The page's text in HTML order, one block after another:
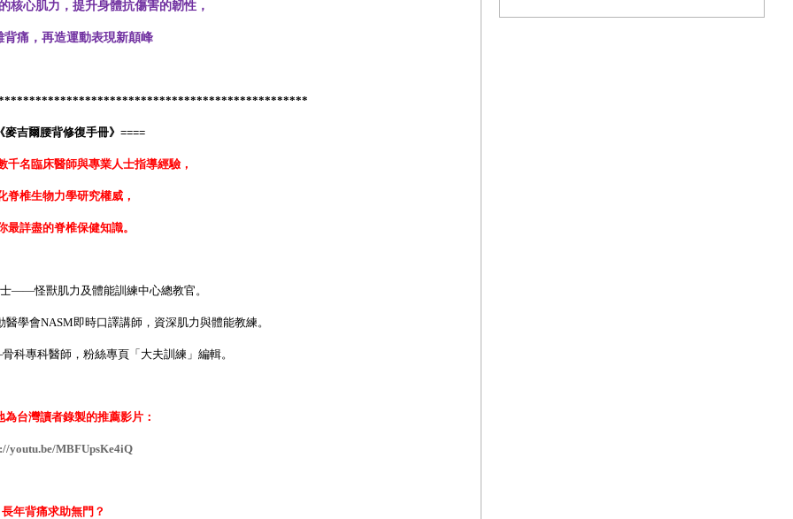
核心肌力， 提升身體抗傷害的韌性，
背痛，再造運動表現新顛峰
麥吉爾腰背修復手冊》====
千名臨床醫師與專業人士指導經驗，
脊椎生物力學研究權威，
最詳盡的脊椎保健知識。
——怪獸肌力及體能訓練中心總教官。
學會NASM即時口譯講師，資深肌力與體能教練。
科專科醫師，粉絲專頁「大夫訓練」編輯。
為台灣讀者錄製的推薦影片：
youtu.be/MBFUpsKe4iQ
長年背痛求助無門？